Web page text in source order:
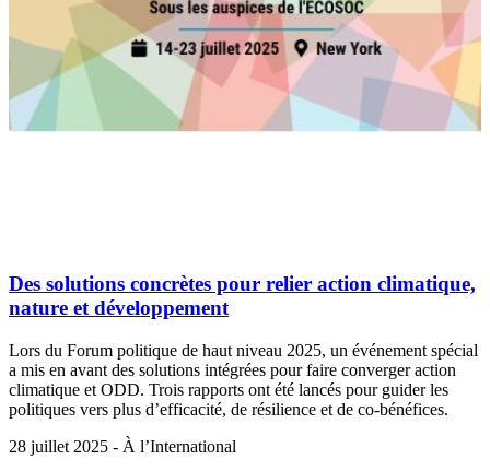
Des solutions concrètes pour relier action climatique,
nature et développement
Lors du Forum politique de haut niveau 2025, un événement spécial
a mis en avant des solutions intégrées pour faire converger action
climatique et ODD. Trois rapports ont été lancés pour guider les
politiques vers plus d’efficacité, de résilience et de co-bénéfices.
28 juillet 2025 - À l’International